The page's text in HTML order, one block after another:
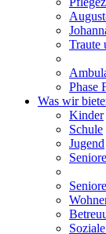
Traute
Phase
Was wir
Kinder
Schule
Jugend